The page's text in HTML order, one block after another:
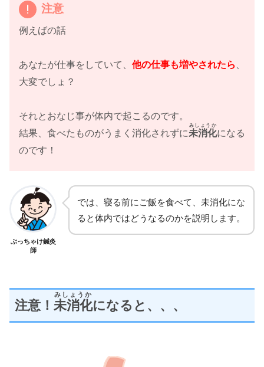
注意
例えばの話
あなたが仕事をしていて、 他の仕事も増やされたら
大変でしょ？
それとおなじ事が体内で起こるのです。
結果、食べたものがうまく消化されずに未消化
みしょうか
になる
のです！
ぶっちゃけ鍼灸
師
では、寝る前にご飯を食べて、未消化にな
ると体内ではどうなるのかを説明します。
注意！ 未消化
みしょうか
になると、、、